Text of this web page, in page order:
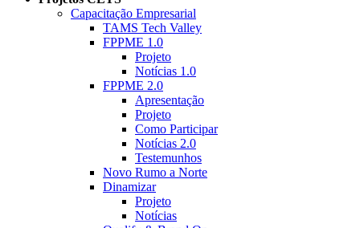
Capacitação Empresarial
TAMS Tech Valley
FPPME 1.0
Projeto
Notícias 1.0
FPPME 2.0
Apresentação
Projeto
Como Participar
Notícias 2.0
Testemunhos
Novo Rumo a Norte
Dinamizar
Projeto
Notícias